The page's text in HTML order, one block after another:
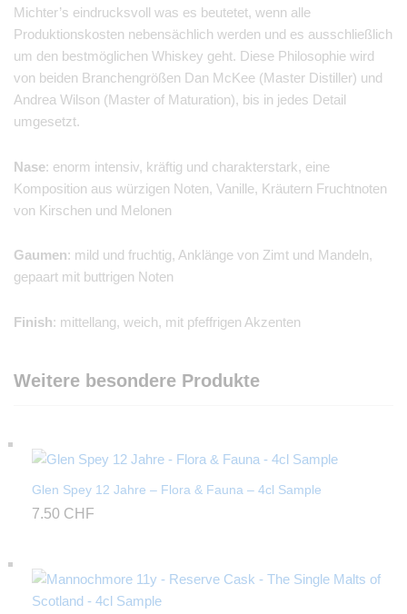
Michter’s eindrucksvoll was es beutetet, wenn alle
Produktionskosten nebensächlich werden und es ausschließlich
um den bestmöglichen Whiskey geht. Diese Philosophie wird
von beiden Branchengrößen Dan McKee (Master Distiller) und
Andrea Wilson (Master of Maturation), bis in jedes Detail
umgesetzt.
Nase: enorm intensiv, kräftig und charakterstark, eine
Komposition aus würzigen Noten, Vanille, Kräutern Fruchtnoten
von Kirschen und Melonen
Gaumen: mild und fruchtig, Anklänge von Zimt und Mandeln,
gepaart mit buttrigen Noten
Finish: mittellang, weich, mit pfeffrigen Akzenten
Weitere besondere Produkte
Glen Spey 12 Jahre – Flora & Fauna – 4cl Sample
7.50 CHF